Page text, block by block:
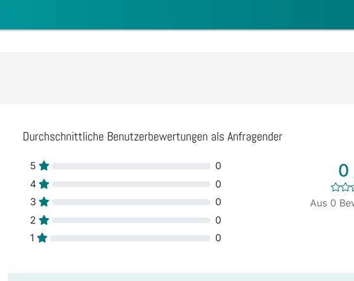
Durchschnittliche Benutzerbewertungen als Anfragender
5
0
4
0
3
0
2
0
1
0
0
Aus 0